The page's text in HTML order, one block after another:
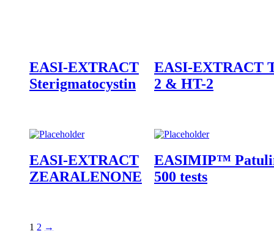
EASI-EXTRACT
Sterigmatocystin
EASI-EXTRACT
2 & HT-2
EASI-EXTRACT
ZEARALENONE
EASIMIP™
500 tests
1 2 →